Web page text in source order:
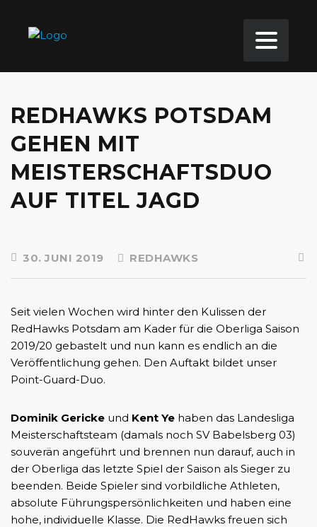
REDHAWKS POTSDAM
GEHEN MIT
MEISTERSCHAFTSDUO
AUF TITEL JAGD
30. JUNI 2019 REDHAWKS
Seit vielen Wochen wird hinter den Kulissen der
RedHawks Potsdam am Kader für die Oberliga Saison
2019/20 gebastelt und nun kann es endlich an die
Veröffentlichung gehen. Den Auftakt bildet unser
Point-Guard-Duo.
Dominik Gericke und Kent Ye haben das Landesliga
Meisterschaftsteam (damals noch SV Babelsberg 03)
souverän angeführt und brennen nun darauf, auch in
der Oberliga das letzte Spiel der Saison als Sieger zu
beenden. Beide Spieler sind vorbildliche Athleten,
absolute Führungspersönlichkeiten und haben eine
hohe, individuelle Klasse. Die RedHawks freuen sich